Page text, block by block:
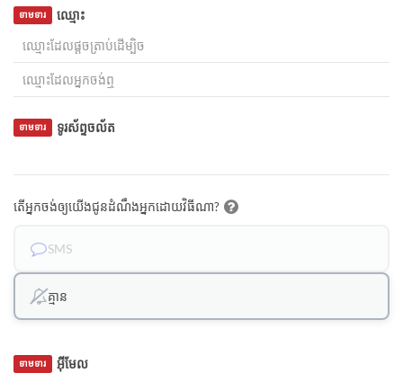
ឈ្មោះ
ទាមទារ
ទូរស័ព្ទចល័ត
ទាមទារ
តើអ្នកចង់ឲ្យយើងជូនដំណឹងអ្នកដោយវិធីណា?
SMS
គ្មាន
អ៊ីមែល
ទាមទារ